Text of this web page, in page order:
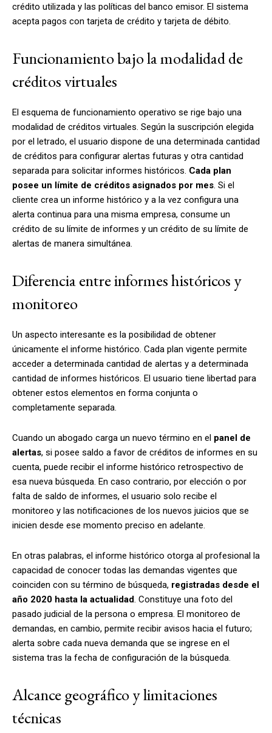
crédito utilizada y las políticas del banco emisor. El sistema
acepta pagos con tarjeta de crédito y tarjeta de débito.
Funcionamiento bajo la modalidad de
créditos virtuales
El esquema de funcionamiento operativo se rige bajo una
modalidad de créditos virtuales. Según la suscripción elegida
por el letrado, el usuario dispone de una determinada cantidad
de créditos para configurar alertas futuras y otra cantidad
separada para solicitar informes históricos. Cada plan
posee un límite de créditos asignados por mes. Si el
cliente crea un informe histórico y a la vez configura una
alerta continua para una misma empresa, consume un
crédito de su límite de informes y un crédito de su límite de
alertas de manera simultánea.
Diferencia entre informes históricos y
monitoreo
Un aspecto interesante es la posibilidad de obtener
únicamente el informe histórico. Cada plan vigente permite
acceder a determinada cantidad de alertas y a determinada
cantidad de informes históricos. El usuario tiene libertad para
obtener estos elementos en forma conjunta o
completamente separada.
Cuando un abogado carga un nuevo término en el panel de
alertas, si posee saldo a favor de créditos de informes en su
cuenta, puede recibir el informe histórico retrospectivo de
esa nueva búsqueda. En caso contrario, por elección o por
falta de saldo de informes, el usuario solo recibe el
monitoreo y las notificaciones de los nuevos juicios que se
inicien desde ese momento preciso en adelante.
En otras palabras, el informe histórico otorga al profesional la
capacidad de conocer todas las demandas vigentes que
coinciden con su término de búsqueda, registradas desde el
año 2020 hasta la actualidad. Constituye una foto del
pasado judicial de la persona o empresa. El monitoreo de
demandas, en cambio, permite recibir avisos hacia el futuro;
alerta sobre cada nueva demanda que se ingrese en el
sistema tras la fecha de configuración de la búsqueda.
Alcance geográfico y limitaciones
técnicas